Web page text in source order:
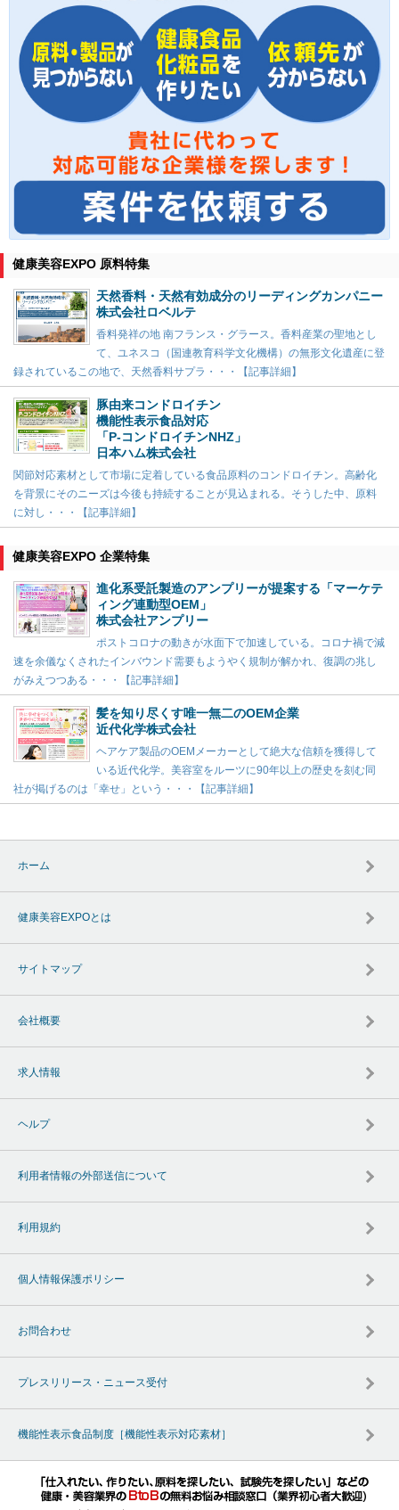
健康美容EXPO 原料特集
天然香料・天然有効成分のリーディングカンパニー
株式会社ロベルテ
香料発祥の地 南フランス・グラース。香料産業の聖地とし
て、ユネスコ（国連教育科学文化機構）の無形文化遺産に登
録されているこの地で、天然香料サプラ・・・【記事詳細】
豚由来コンドロイチン
機能性表示食品対応
「P-コンドロイチンNHZ」
日本ハム株式会社
関節対応素材として市場に定着している食品原料のコンドロイチン。高齢化
を背景にそのニーズは今後も持続することが見込まれる。そうした中、原料
に対し・・・【記事詳細】
健康美容EXPO 企業特集
進化系受託製造のアンプリーが提案する「マーケテ
ィング連動型OEM」
株式会社アンプリー
ポストコロナの動きが水面下で加速している。コロナ禍で減
速を余儀なくされたインバウンド需要もようやく規制が解かれ、復調の兆し
がみえつつある・・・【記事詳細】
髪を知り尽くす唯一無二のOEM企業
近代化学株式会社
ヘアケア製品のOEMメーカーとして絶大な信頼を獲得して
いる近代化学。美容室をルーツに90年以上の歴史を刻む同
社が掲げるのは「幸せ」という・・・【記事詳細】
ホーム
健康美容EXPOとは
サイトマップ
会社概要
求人情報
ヘルプ
利用者情報の外部送信について
利用規約
個人情報保護ポリシー
お問合わせ
プレスリリース・ニュース受付
機能性表示食品制度［機能性表示対応素材］